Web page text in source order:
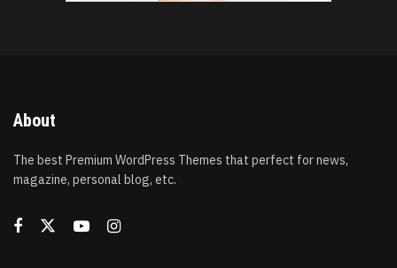
About
The best Premium WordPress Themes that perfect for news,
magazine, personal blog, etc.